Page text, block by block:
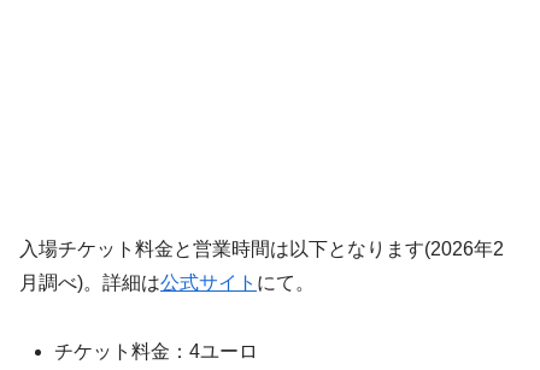
入場チケット料金と営業時間は以下となります(2026年2
月調べ)。詳細は公式サイト にて。
チケット料金：4ユーロ